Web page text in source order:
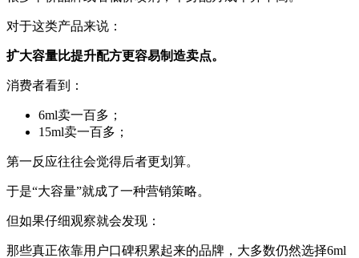
对于这类产品来说：
扩大容量比提升配方更容易制造卖点。
消费者看到：
6ml卖一百多；
15ml卖一百多；
第一反应往往会觉得后者更划算。
于是“大容量”就成了一种营销策略。
但如果仔细观察就会发现：
那些真正依靠用户口碑积累起来的品牌，大多数仍然选择6ml